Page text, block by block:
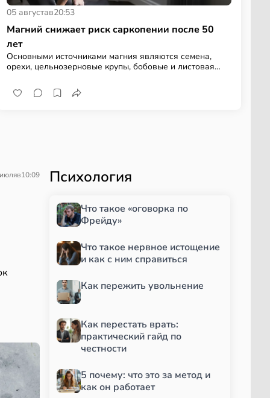
05 августав20:53
Магний снижает риск саркопении после 50
лет
Основными источниками магния являются семена,
орехи, цельнозерновые крупы, бобовые и листовая
в10:09 Психология
Что такое «оговорка по
Фрейду»
Что такое нервное истощение
и как с ним справиться
Как пережить увольнение
Как перестать врать:
практический гайд по
честности
5 почему: что это за метод и
как он работает